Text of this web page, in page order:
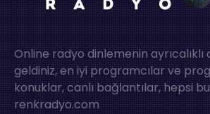
Online radyo dinlemenin ayrıcalıklı
geldiniz, en iyi programcılar ve
konuklar, canlı bağlantılar, hepsi
renkradyo.com